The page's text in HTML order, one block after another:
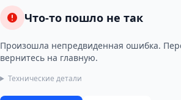
Что-то пошло не так
Произошла непредвиденная ошибка.
вернитесь на главную.
Технические детали